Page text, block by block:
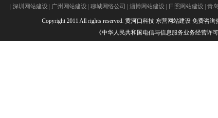
深圳网站建设| 广州网站建设| 聊城网络公司 淄博网站建设| 日照网站建设| 青
Copyright 2011 All rights reserved. 黄河口科技 东营网站建设 免费咨询
《中华人民共和国电信与信息服务业务经营许